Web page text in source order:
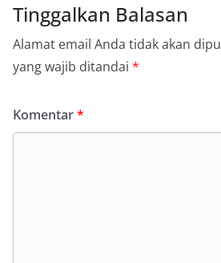
Tinggalkan Balasan
Alamat email Anda tidak akan
yang wajib ditandai *
Komentar*